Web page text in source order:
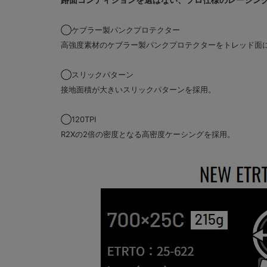
◯ケブラー製パンクプロテクター
高強度素材のケブラー製パンクプロテクターをトレッド面
◯スリックパターン
接地面積が大きいスリックパターンを採用。
◯120TPI
R2Xの2倍の密度となる高密度ケーシングを採用。